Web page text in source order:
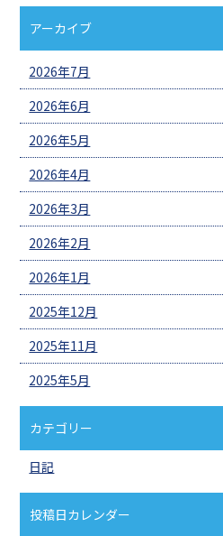
アーカイブ
2026年7月
2026年6月
2026年5月
2026年4月
2026年3月
2026年2月
2026年1月
2025年12月
2025年11月
2025年5月
カテゴリー
日記
投稿日カレンダー